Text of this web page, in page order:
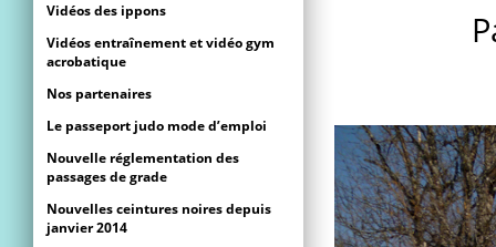
Vidéos des ippons
Vidéos entraînement et vidéo gym
acrobatique
Nos partenaires
Le passeport judo mode d’emploi
Nouvelle réglementation des
passages de grade
Nouvelles ceintures noires depuis
janvier 2014